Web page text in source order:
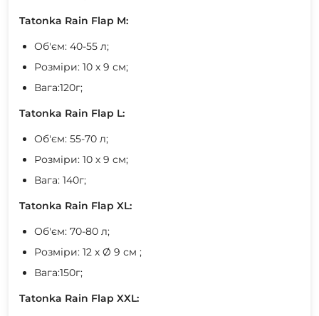
Tatonka Rain Flap M:
Об'єм: 40-55 л;
Розміри: 10 х 9 см;
Вага:120г;
Tatonka Rain Flap L:
Об'єм: 55-70 л;
Розміри: 10 х 9 см;
Вага: 140г;
Tatonka Rain Flap XL:
Об'єм: 70-80 л;
Розміри: 12 х Ø 9 см ;
Вага:150г;
Tatonka Rain Flap XXL: